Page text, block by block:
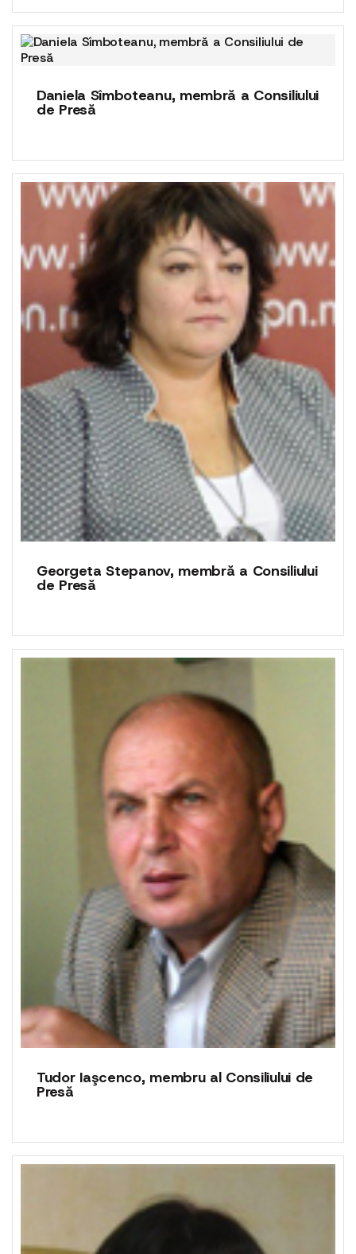
Daniela Sîmboteanu, membră a Consiliului
de Presă
Georgeta Stepanov, membră a Consiliului
de Presă
Tudor Iaşcenco, membru al Consiliului de
Presă